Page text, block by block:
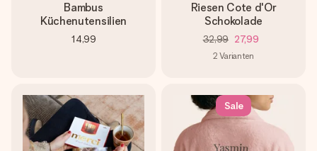
Bambus
Küchenutensilien
14,99
Riesen Cote d'Or
Schokolade
32,99 27,99
2 Varianten
Sale